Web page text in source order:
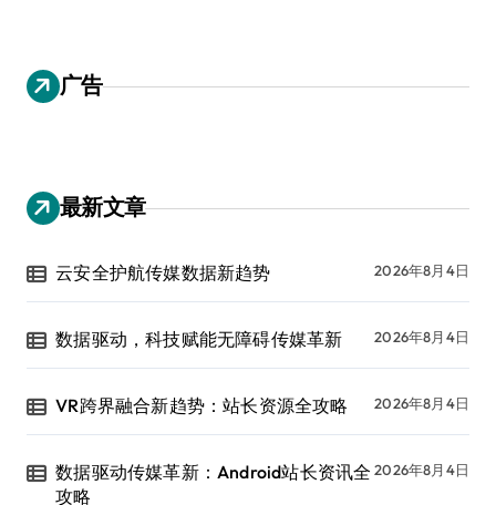
广告
最新文章
云安全护航传媒数据新趋势 2026年8月4日
数据驱动，科技赋能无障碍传媒革新 2026年8月4日
VR跨界融合新趋势：站长资源全攻略 2026年8月4日
数据驱动传媒革新：Android站长资讯全
攻略
2026年8月4日